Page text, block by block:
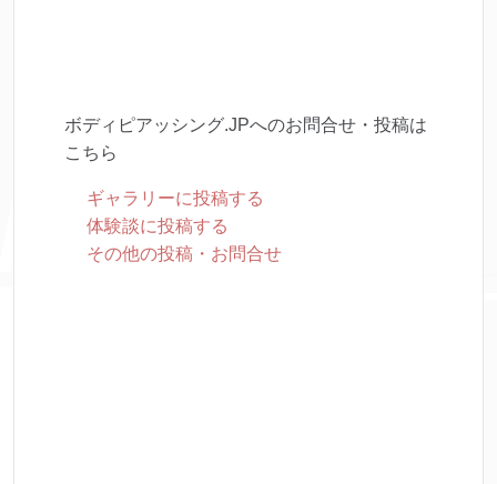
ボディピアッシング.JPへのお問合せ・投稿は
こちら
ギャラリーに投稿する
体験談に投稿する
その他の投稿・お問合せ